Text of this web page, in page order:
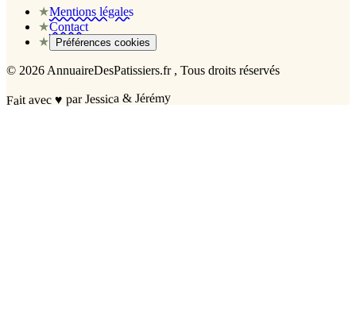
★Mentions légales
★Contact
★
Préférences cookies
© 2026 AnnuaireDesPatissiers.fr , Tous droits réservés
Fait avec♥ par Jessica & Jérémy